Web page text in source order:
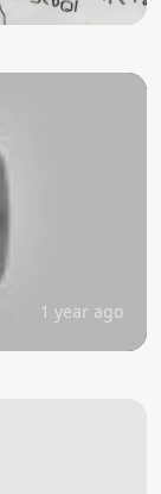
1 year ago